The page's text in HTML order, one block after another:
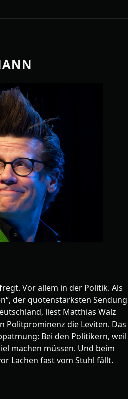
Vor allem in der Politik. Als
der quotenstärksten Sendung
liest Matthias Walz
Politprominenz die Leviten. Das
Bei den Politikern, weil
machen müssen. Und beim
Lachen fast vom Stuhl fällt.